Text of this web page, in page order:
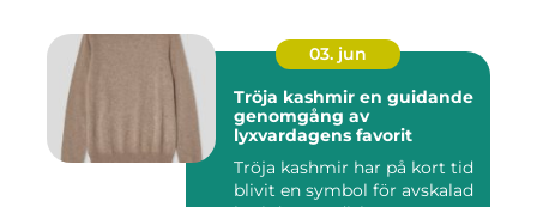
03. jun
Tröja kashmir en guidande
genomgång av
lyxvardagens favorit
Tröja kashmir har på kort tid
blivit en symbol för avskalad